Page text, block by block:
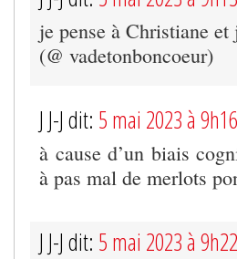
je pense à Christiane et
(@ vadetonboncoeur)
J J-J dit: 5 mai 2023 à 9h16
à cause d’un biais
à pas mal de merlots
J J-J dit: 5 mai 2023 à 9h22